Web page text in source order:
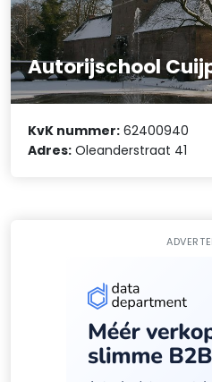
Autorijschool
KvK nummer: 62400940
Adres: Oleanderstraat 41